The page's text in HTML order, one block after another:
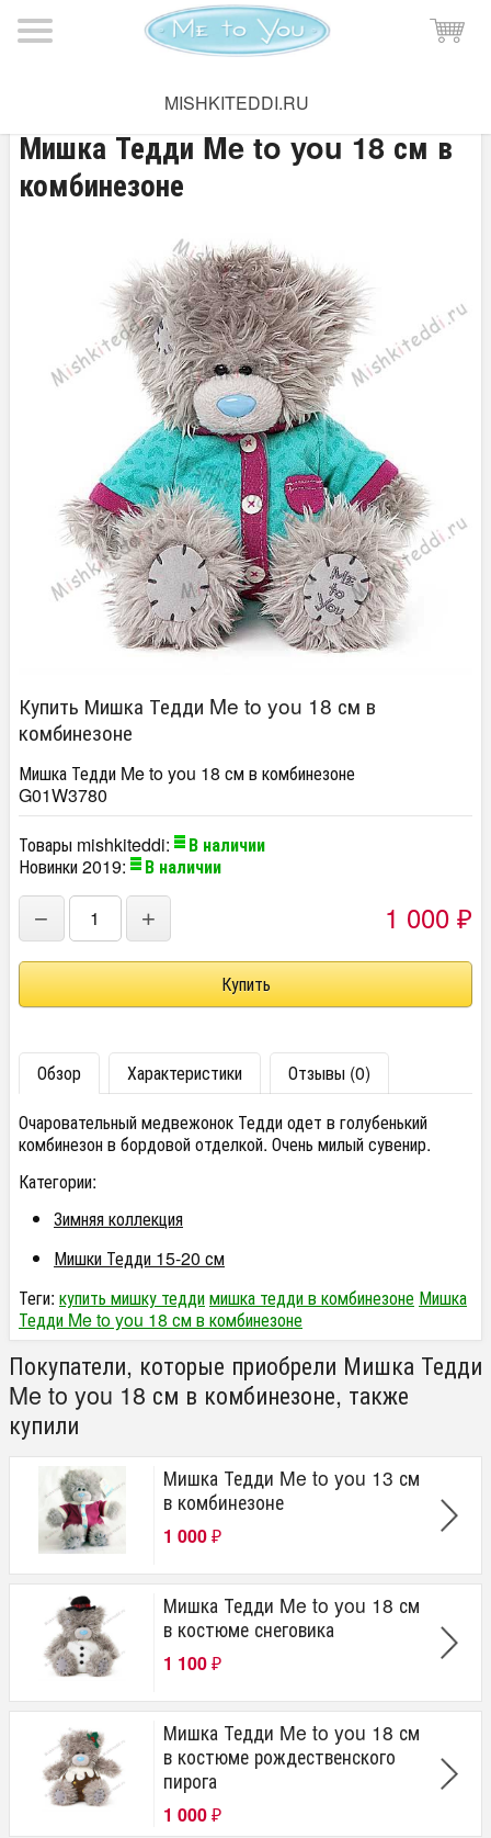
MISHKITEDDI.RU
Мишка Тедди Me to you 18 см в
комбинезоне
Купить Мишка Тедди Me to you 18 см в
комбинезоне
Мишка Тедди Me to you 18 см в комбинезоне
G01W3780
Товары mishkiteddi:
В наличии
Новинки 2019:
В наличии
− + 1 000 ₽
Обзор Характеристики
Отзывы (0)
Очаровательный медвежонок Тедди одет в голубенький
комбинезон в бордовой отделкой. Очень милый сувенир.
Категории:
Зимняя коллекция
Мишки Тедди 15-20 см
Теги: купить мишку теддимишка тедди в комбинезоне Мишка
Тедди Me to you 18 см в комбинезоне
Покупатели, которые приобрели Мишка Тедди
Me to you 18 см в комбинезоне, также
купили
Мишка Тедди Me to you 13 см
в комбинезоне
1 000 ₽
Мишка Тедди Me to you 18 см
в костюме снеговика
1 100 ₽
Мишка Тедди Me to you 18 см
в костюме рождественского
пирога
1 000 ₽